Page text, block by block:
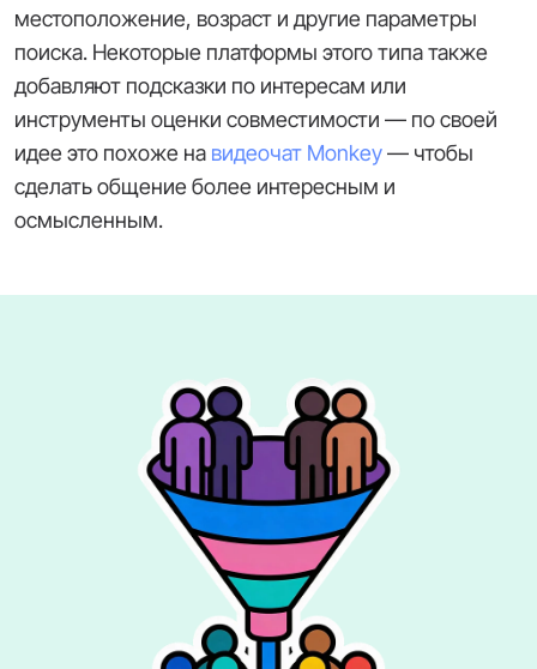
местоположение, возраст и другие параметры
поиска. Некоторые платформы этого типа также
добавляют подсказки по интересам или
инструменты оценки совместимости — по своей
идее это похоже на видеочат Monkey— чтобы
сделать общение более интересным и
осмысленным.